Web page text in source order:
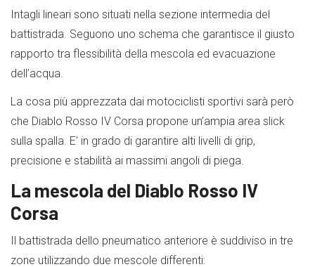
Intagli lineari sono situati nella sezione intermedia del
battistrada. Seguono uno schema che garantisce il giusto
rapporto tra flessibilità della mescola ed evacuazione
dell’acqua.
La cosa più apprezzata dai motociclisti sportivi sarà però
che Diablo Rosso IV Corsa propone un’ampia area slick
sulla spalla. E’ in grado di garantire alti livelli di grip,
precisione e stabilità ai massimi angoli di piega.
La mescola del Diablo Rosso IV
Corsa
Il battistrada dello pneumatico anteriore è suddiviso in tre
zone utilizzando due mescole differenti: